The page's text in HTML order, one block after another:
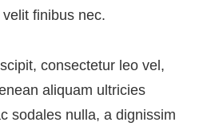
finibus nec.
consectetur leo vel,
aliquam ultricies
sodales nulla, a dignissim